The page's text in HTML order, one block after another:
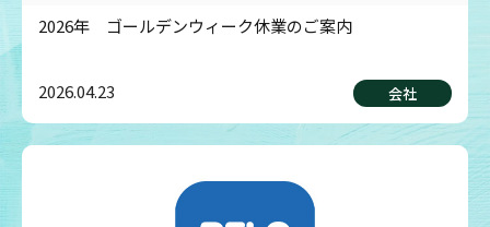
2026年 ゴールデンウィーク休業のご案内
2026.04.23 会社